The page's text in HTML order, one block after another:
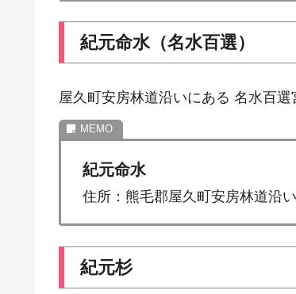
紀元命水（名水百選）
屋久町安房林道沿いにある 名水百選
紀元命水
住所：熊毛郡屋久町安房林道沿い
紀元杉